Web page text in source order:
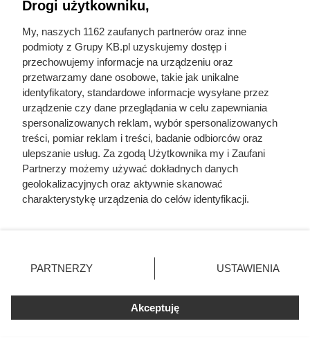
W przypadku źle dobranej mocy pompy, urządzenie często
wymaga kosztownego wspomagania grzałkami elektrycznymi, fot.
Александр Марченко
Termomodernizacja i serwis
W przypadku starszych budynków często warto zacząć od
solidnej termomodernizacji. Docieplenie ścian
zewnętrznych i dachu, wymiana okien oraz drzwi, a także
likwidacja mostków termicznych wyraźnie ograniczają
Drogi użytkowniku,
My, naszych 1162 zaufanych partnerów oraz inne
podmioty z Grupy KB.pl uzyskujemy dostęp i
przechowujemy informacje na urządzeniu oraz
przetwarzamy dane osobowe, takie jak unikalne
identyfikatory, standardowe informacje wysyłane przez
urządzenie czy dane przeglądania w celu zapewniania
spersonalizowanych reklam, wybór spersonalizowanych
treści, pomiar reklam i treści, badanie odbiorców oraz
ulepszanie usług. Za zgodą Użytkownika my i Zaufani
Partnerzy możemy używać dokładnych danych
geolokalizacyjnych oraz aktywnie skanować
charakterystykę urządzenia do celów identyfikacji.
zmienić/wycofać klikając przycisk ustawień prywatności
znajdujący się w lewym dolnym rogu strony. Niektóre
użytkownika, ale masz prawo sprzeciwić się takiemu
przetwarzaniu. Preferencje będą miały zastosowania tylko
PARTNERZY USTAWIENIA
Akceptuję